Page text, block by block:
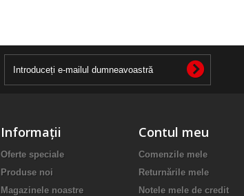
Informații
Oferte speciale
Produse noi
Magazinele noastre
Contul meu
Comenzile mele
Returnările mele
Notele mele de credit